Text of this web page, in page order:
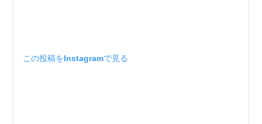
この投稿をInstagramで見る